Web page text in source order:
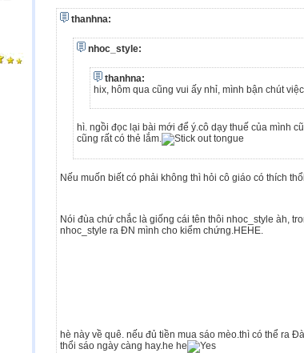
thanhna:
nhoc_style:
thanhna:
hix, hôm qua cũng vui ấy nhỉ, mình bận chút
hì. ngồi đọc lại bài mới để ý.cô dạy thuế của mình
cũng rất có thẻ lắm.
Nếu muốn biết có phải không thì hỏi cô giáo có thích
Nói đùa chứ chắc là giống cái tên thôi nhoc_style àh,
nhoc_style ra ĐN mình cho kiểm chứng.HEHE.
hè này về quê. nếu đủ tiền mua sáo mèo.thì có thể ra
thổi sáo ngày càng hay.he he